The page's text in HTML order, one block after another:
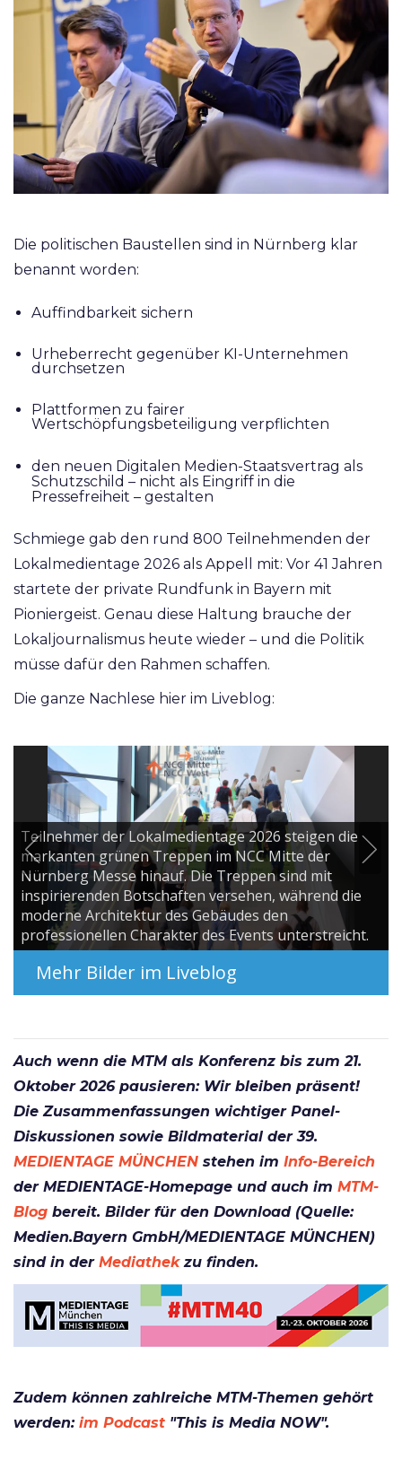
Die politischen Baustellen sind in Nürnberg klar
benannt worden:
Auffindbarkeit sichern
Urheberrecht gegenüber KI-Unternehmen
durchsetzen
Plattformen zu fairer
Wertschöpfungsbeteiligung verpflichten
den neuen Digitalen Medien-Staatsvertrag als
Schutzschild – nicht als Eingriff in die
Pressefreiheit – gestalten
Schmiege gab den rund 800 Teilnehmenden der
Lokalmedientage 2026 als Appell mit: Vor 41 Jahren
startete der private Rundfunk in Bayern mit
Pioniergeist. Genau diese Haltung brauche der
Lokaljournalismus heute wieder – und die Politik
müsse dafür den Rahmen schaffen.
Die ganze Nachlese hier im Liveblog:
Auch wenn die MTM als Konferenz bis zum 21.
Oktober 2026 pausieren: Wir bleiben präsent!
Die Zusammenfassungen wichtiger Panel-
Diskussionen sowie Bildmaterial der 39.
MEDIENTAGE MÜNCHEN stehen im Info-Bereich
der MEDIENTAGE-Homepage und auch im MTM-
Blog bereit. Bilder für den Download (Quelle:
Medien.Bayern GmbH/MEDIENTAGE MÜNCHEN)
sind in der Mediathek zu finden.
Zudem können zahlreiche MTM-Themen gehört
werden: im Podcast "This is Media NOW".